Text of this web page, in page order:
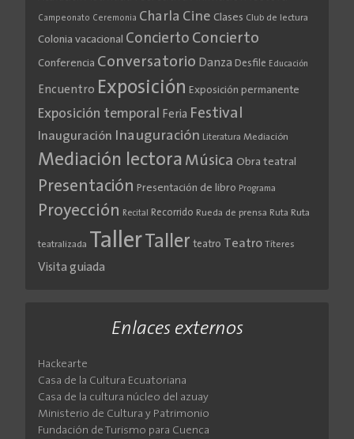
Campeonato Ceremonia Charla Cine Clases Club de lectura
Colonia vacacional Concierto Concierto
Conferencia Conversatorio Danza Desfile Educación
Encuentro Exposición Exposición permanente
Exposición temporal Feria Festival
Inauguración Inauguración Literatura Mediación
Mediación lectora Música Obra teatral
Presentación Presentación de libro Programa
Proyección Recital Recorrido Rueda de prensa Ruta Ruta
teatralizada TallerTaller teatro Teatro Títeres
Visita guiada
Enlaces externos
Hackearte
Casa de la Cultura Ecuatoriana
Casa de la cultura núcleo del azuay
Ministerio de Cultura y Patrimonio
Fundación de Turismo para Cuenca